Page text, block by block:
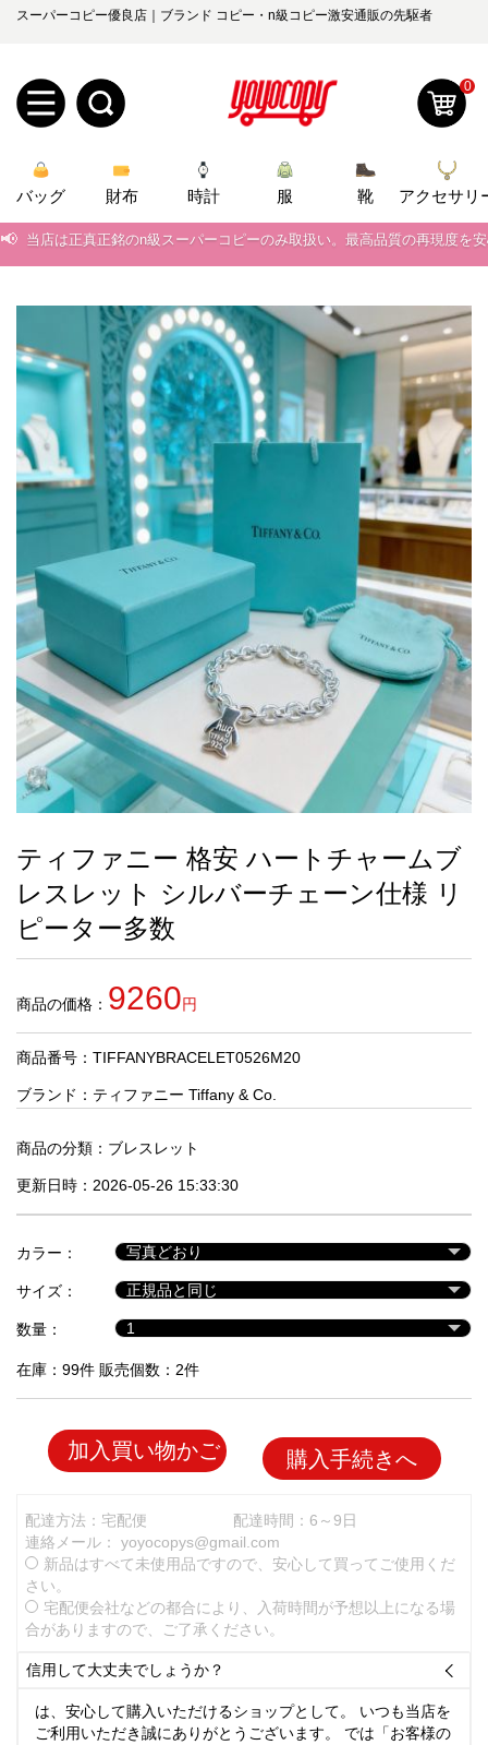
スーパーコピー優良店｜ブランド コピー・n級コピー激安通販の先駆者
規
ユ
ザ
登
録
ロ
グ
ン
オ
ダ
ー
理
知
ら
yoyocopys@gmail.com
2026人気特集
バッグ
財布
時計
服
ズボン
衣装セット
靴
住まい用品
アクセサリー
ベルト
スカーフ
アイフォーンケ
ース
小物
最
新
製
品
お
す
す
め
商
人
気
商
セ
ル
品
0
バッグ 財布 時計 服 靴
アクセサリ
📢 新作入荷！ルイ・ヴィトンスーパーコピー バッグ最新モデルが登場。
📢 当店は正真正銘のn級スーパーコピーのみ取扱い。最高品質の再現度を
📢 2026春の新作続々更新中！期間中のご注文でお得な割引をご利用いただ
📢 新作入荷！ルイ・ヴィトンスーパーコピー バッグ最新モデルが登場。
ティファニー 格安 ハートチャームブ
レスレット シルバーチェーン仕様 リ
ピーター多数
商品の価格： 9260円
商品番号：TIFFANYBRACELET0526M20
ブランド： ティファニー Tiffany & Co.
商品の分類： ブレスレット
更新日時：2026-05-26 15:33:30
カラー：
サイズ：
数量：
在庫：99件 販売個数：2件
加入買い物かご 購入手続きへ
配達方法：宅配便
配達時間：6～9日
連絡メール： yoyocopys@gmail.com
新品はすべて未使用品ですので、安心して買ってご使用くだ
さい。
宅配便会社などの都合により、入荷時間が予想以上になる場
合がありますので、ご了承ください。
信用して大丈夫でしょうか？ 
は、安心して購入いただけるショップとして。 いつも当店を
ご利用いただき誠にありがとうございます。 では「お客様の